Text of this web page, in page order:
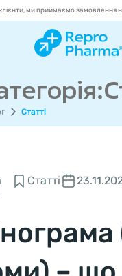
ми приймаємо замовлення
Статті
Статті